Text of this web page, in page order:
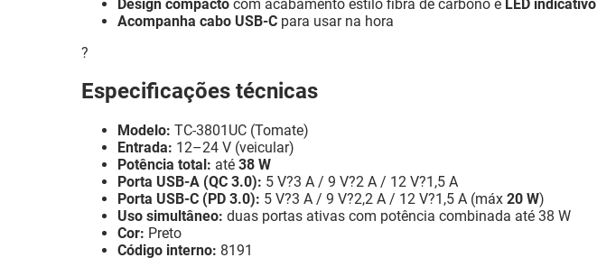
Design compacto com acabamento estilo fibra de carbono e LED indicativo
Acompanha cabo USB-C para usar na hora
?
Especificações técnicas
Modelo: TC-3801UC (Tomate)
Entrada: 12–24 V (veicular)
Potência total: até 38 W
Porta USB-A (QC 3.0): 5 V?3 A / 9 V?2 A / 12 V?1,5 A
Porta USB-C (PD 3.0): 5 V?3 A / 9 V?2,2 A / 12 V?1,5 A (máx 20 W)
Uso simultâneo: duas portas ativas com potência combinada até 38 W
Cor: Preto
Código interno: 8191